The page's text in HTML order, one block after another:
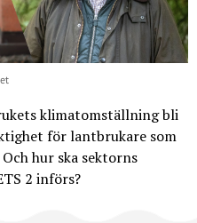
klimatomställning bli
för lantbrukare som
hur ska sektorns
2 införs?